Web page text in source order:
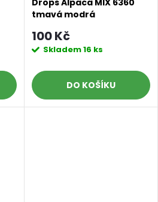
tmavá modrá
100 Kč
Skladem16 ks
DO KOŠÍKU